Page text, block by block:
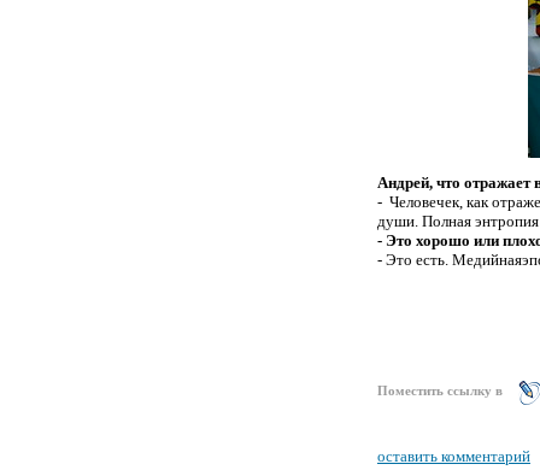
Андрей, что отражает
- Человечек, как
души. Полная энтропия
- Это хорошо или
- Это есть. Медийная
Поместить ссылку в
оставить комментарий